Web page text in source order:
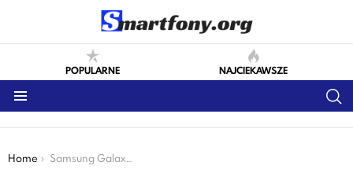
POPULARNE NAJCIEKAWSZE
You are here:
Home Samsung Galaxy S9 będzie jednak droższy niż Galaxy S8